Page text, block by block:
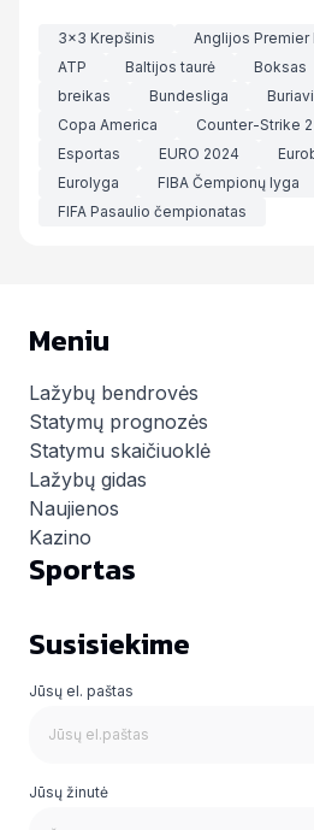
3x3 Krepšinis Anglijos Premier
ATP
Baltijos taurė Boksas
breikas
Bundesliga
Copa America
Counter-Strike 2
Esportas
EURO 2024
Eurolyga
FIBA Čempionų lyga
FIFA Pasaulio čempionatas
Meniu
Lažybų bendrovės
Statymų prognozės
Statymu skaičiuoklė
Lažybų gidas
Naujienos
Kazino
Sportas
Susisiekime
Jūsų el. paštas
Jūsų žinutė